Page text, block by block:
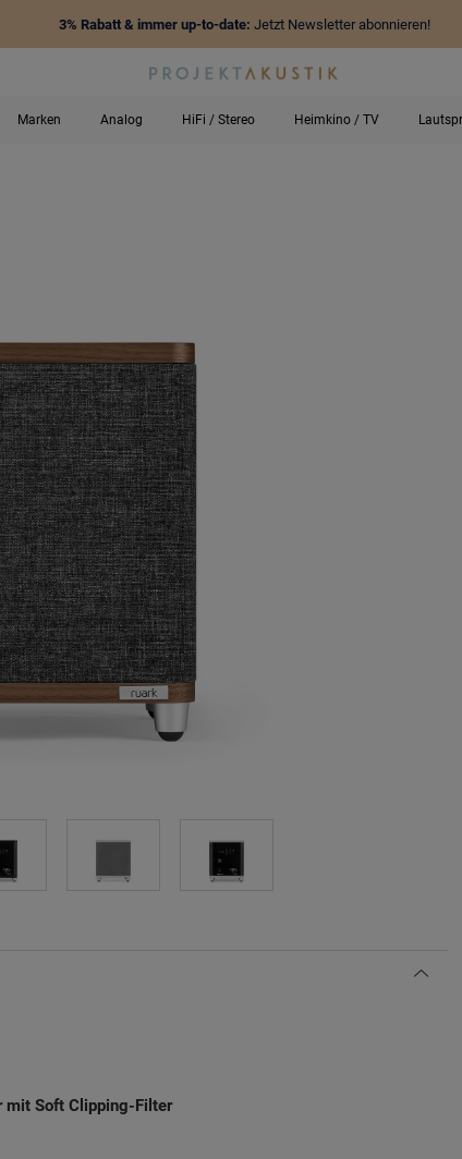
3% Rabatt & immer up-to-date: Jetzt Newsletter abonnieren!
Marken Analog HiFi / Stereo Heimkino / TV
mit Soft Clipping-Filter